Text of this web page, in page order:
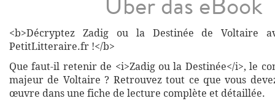
<b>Décryptez Zadig ou la Destinée de Voltaire
PetitLitteraire.fr !</b>
Que faut-il retenir de <i>Zadig ou la Destinée</i>, le
majeur de Voltaire ? Retrouvez tout ce que vous
œuvre dans une fiche de lecture complète et détaillée.